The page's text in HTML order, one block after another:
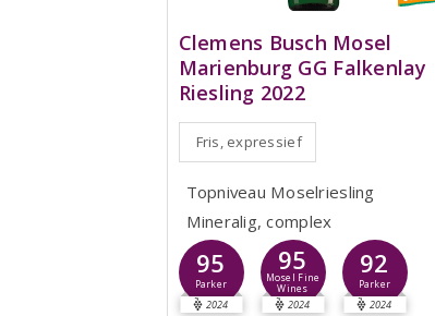
Clemens Busch Mosel
Marienburg GG Falkenlay
Riesling 2022
Fris, expressief
Topniveau Moselriesling
Mineralig, complex
95
Parker
2024
95
Mosel Fine
Wines
2024
92
Parker
2024